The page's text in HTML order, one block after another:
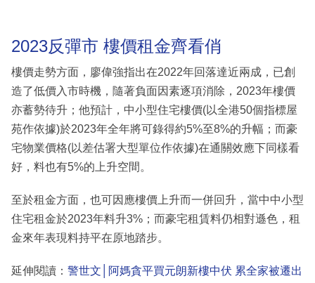
2023反彈市 樓價租金齊看俏
樓價走勢方面，廖偉強指出在2022年回落達近兩成，已創
造了低價入市時機，隨著負面因素逐項消除，2023年樓價
亦蓄勢待升；他預計，中小型住宅樓價(以全港50個指標屋
苑作依據)於2023年全年將可錄得約5%至8%的升幅；而豪
宅物業價格(以差估署大型單位作依據)在通關效應下同樣看
好，料也有5%的上升空間。
至於租金方面，也可因應樓價上升而一併回升，當中中小型
住宅租金於2023年料升3%；而豪宅租賃料仍相對遜色，租
金來年表現料持平在原地踏步。
延伸閱讀： 警世文│阿媽貪平買元朗新樓中伏 累全家被遷出